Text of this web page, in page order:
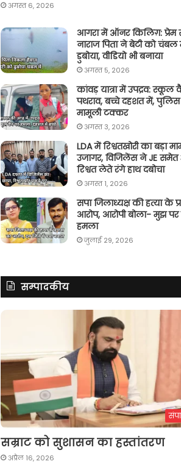
अगस्त 6, 2026
आगरा में ऑनर किलिग़: प्रेम
नाराज पिता ने बेटी को चंबल
डुबोया, वीडियो भी बनाया
अगस्त 5, 2026
कांवड़ यात्रा में उपद्रव: स्कूल
पथराव, बच्चे दहशत में,
मामूली टक्कर
अगस्त 3, 2026
LDA में रिश्वतखोरी का बड़ा
उजागर, विजिलेंस ने JE समेत
रिश्वत लेते रंगे हाथ दबोचा
अगस्त 1, 2026
सपा जिलाध्यक्ष की हत्या के
आरोप, आरोपी बोला- मुझ
हमला
जुलाई 29, 2026
सम्पादकीय
सम्राट को सुशासन का हस्तांतरण
अप्रैल 16, 2026